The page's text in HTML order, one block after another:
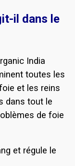
il dans le
India
toutes les
et les reins
dans tout le
de foie
et régule le